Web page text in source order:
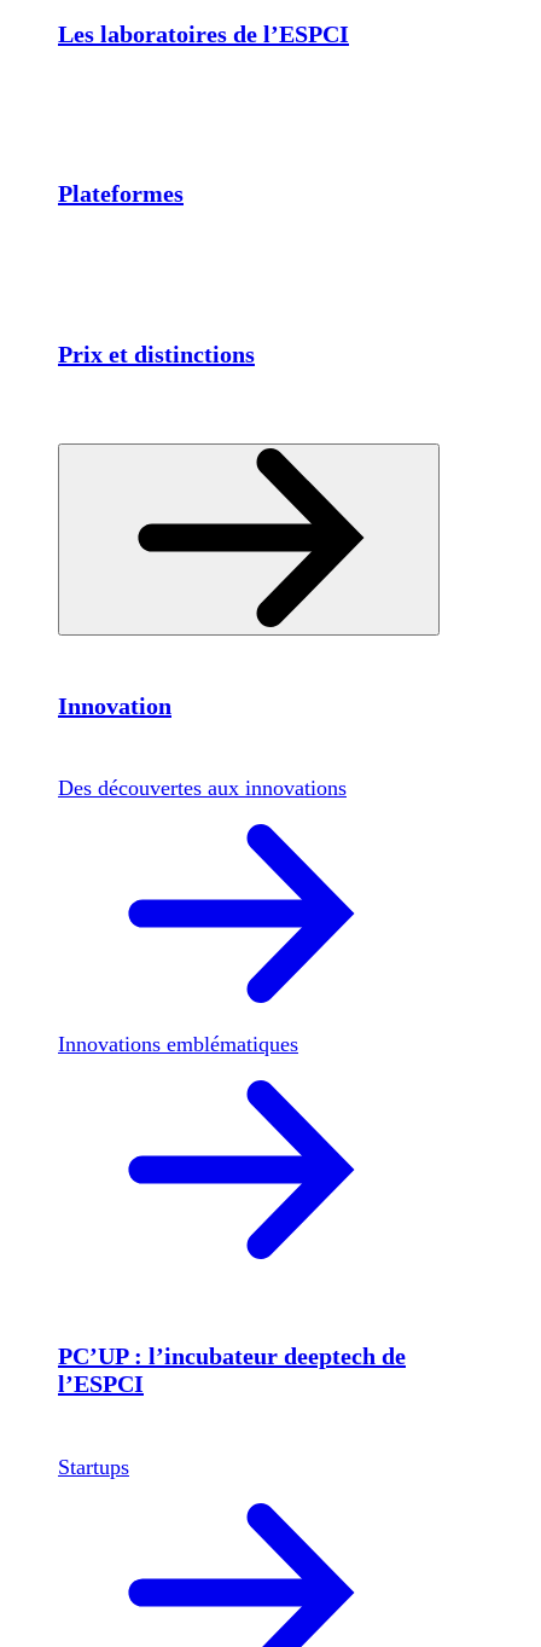
Les laboratoires de l’ESPCI
Plateformes
Prix et distinctions
Innovation
Des découvertes aux innovations
Innovations emblématiques
PC’UP : l’incubateur deeptech de
l’ESPCI
Startups